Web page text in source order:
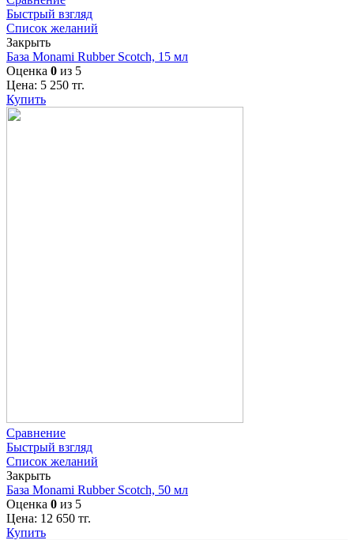
Быстрый взгляд
Список желаний
Закрыть
База Monami Rubber Scotch, 15 мл
Оценка 0 из 5
Цена: 5 250 тг.
Купить
Сравнение
Быстрый взгляд
Список желаний
Закрыть
База Monami Rubber Scotch, 50 мл
Оценка 0 из 5
Цена: 12 650 тг.
Купить